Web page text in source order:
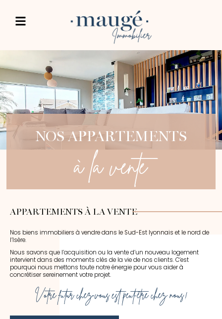
NOS APPARTEMENTS
à la vente
APPARTEMENTS À LA VENTE
Nos biens immobiliers à vendre dans le Sud-Est lyonnais et le nord de
l’Isère.
Nous savons que l’acquisition ou la vente d’un nouveau logement
intervient dans des moments clés de la vie de nos clients. C’est
pourquoi nous mettons toute notre énergie pour vous aider à
concrétiser sereinement votre projet.
Votre futur chez-vous est peut-être chez nous !